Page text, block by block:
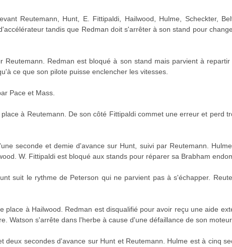
Reutemann, Hunt, E. Fittipaldi, Hailwood, Hulme, Scheckter,
tandis que Redman doit s'arrêter à son stand pour
Reutemann. Redman est bloqué à son stand mais parvient à
ce que son pilote puisse enclencher les vitesses.
Pace et Mass.
à Reutemann. De son côté Fittipaldi commet une erreur et perd
seconde et demie d'avance sur Hunt, suivi par Reutemann.
W. Fittipaldi est bloqué aux stands pour réparer sa Brabham
suit le rythme de Peterson qui ne parvient pas à s'échapper.
place à Hailwood. Redman est disqualifié pour avoir reçu une aide
Watson s'arrête dans l'herbe à cause d'une défaillance de son moteur.
deux secondes d'avance sur Hunt et Reutemann. Hulme est à cinq